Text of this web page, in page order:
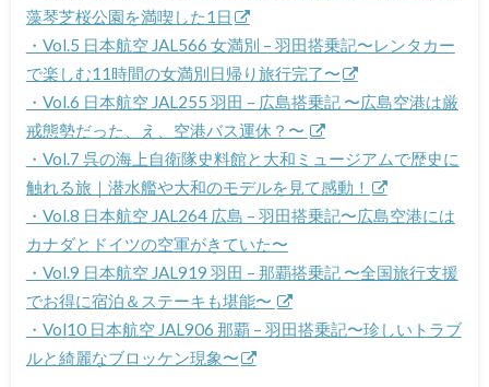
藻琴芝桜公園を満喫した1日
・Vol.5 日本航空 JAL566 女満別 – 羽田搭乗記〜レンタカー
で楽しむ11時間の女満別日帰り旅行完了〜
・Vol.6 日本航空 JAL255 羽田 – 広島搭乗記 〜広島空港は厳
戒態勢だった、え、空港バス運休？〜
・Vol.7 呉の海上自衛隊史料館と大和ミュージアムで歴史に
触れる旅｜潜水艦や大和のモデルを見て感動！
・Vol.8 日本航空 JAL264 広島 – 羽田搭乗記〜広島空港には
カナダとドイツの空軍がきていた〜
・Vol.9 日本航空 JAL919 羽田 – 那覇搭乗記 〜全国旅行支援
でお得に宿泊＆ステーキも堪能〜
・Vol10 日本航空 JAL906 那覇 – 羽田搭乗記〜珍しいトラブ
ルと綺麗なブロッケン現象〜